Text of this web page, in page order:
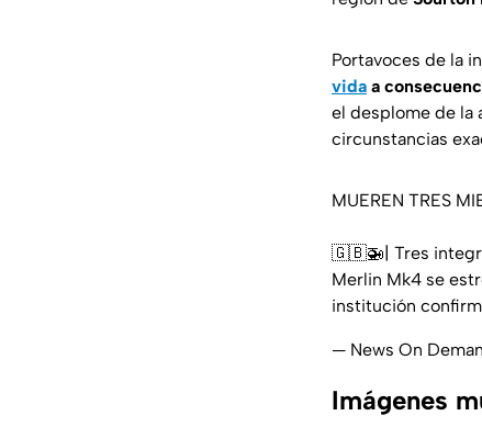
Portavoces de la
vida a
el desplome de la
circunstancias
MUEREN TRES
🇬🇧🚁| Tres
Merlin Mk4 se
institución
— News On
Imágenes